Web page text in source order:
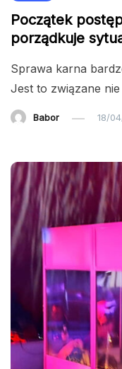
Początek
porządkuje
Sprawa karna
Jest to związane
Babor 18/